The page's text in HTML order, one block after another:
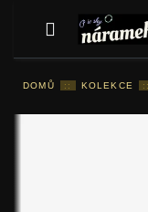
DOMŮ :: KOLEKCE